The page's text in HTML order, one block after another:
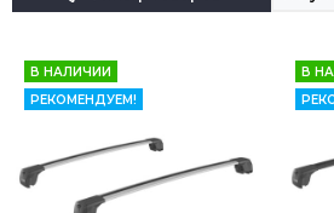
В НАЛИЧИИ
РЕКОМЕНДУЕМ!
В